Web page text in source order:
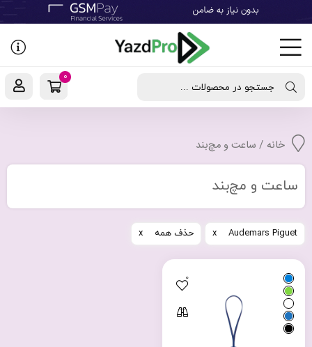
جستجو در محصولات ...
0
خانه / ساعت و مچ‌بند
ساعت و مچ‌بند
Audemars Piguet حذف همه
0